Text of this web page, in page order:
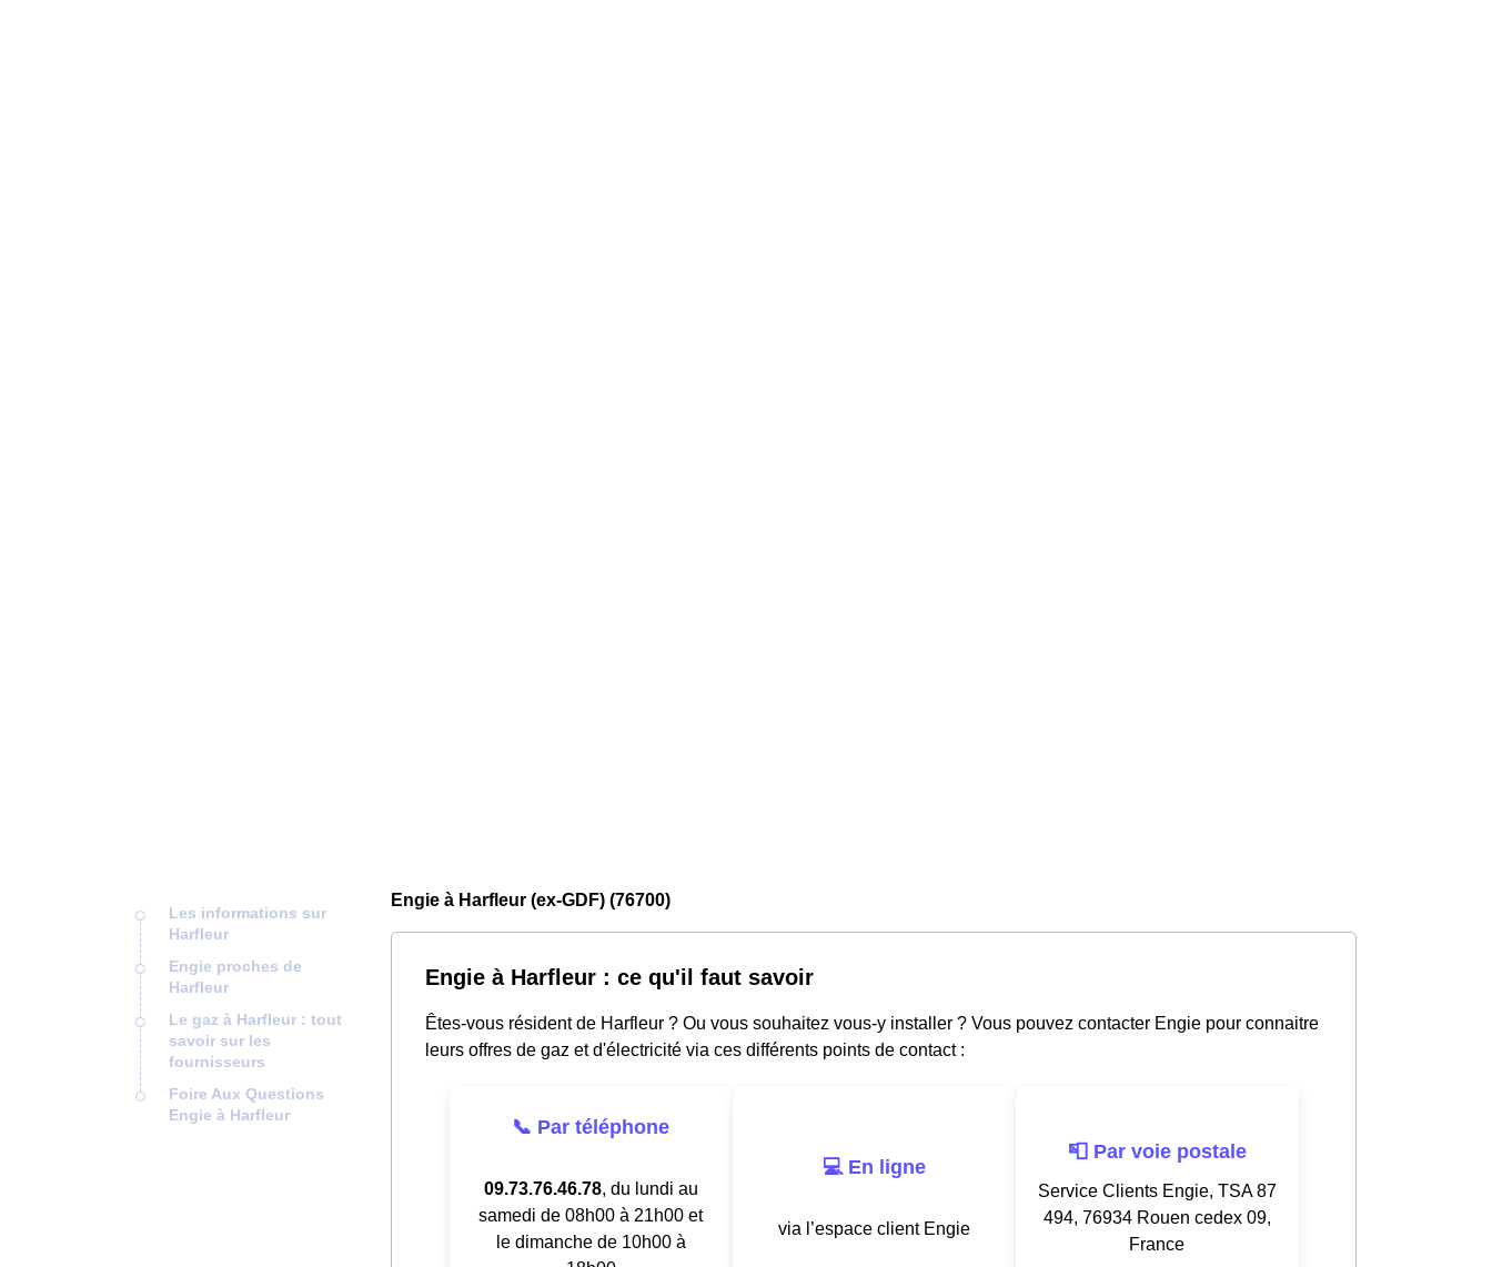
Les informations sur
Harfleur
Engie proches de
Harfleur
Le gaz à Harfleur : tout
savoir sur les
fournisseurs
Foire Aux Questions
Engie à Harfleur
Engie à Harfleur (ex-GDF) (76700)
Engie à Harfleur : ce qu'il faut savoir
Êtes-vous résident de Harfleur ? Ou vous souhaitez vous-y installer ? Vous pouvez contacter Engie pour connaitre
leurs offres de gaz et d'électricité via ces différents points de contact :
📞 Par téléphone
09.73.76.46.78, du lundi au
samedi de 08h00 à 21h00 et
le dimanche de 10h00 à
💻 En ligne
via l’espace client Engie
📮 Par voie postale
Service Clients Engie, TSA 87
494, 76934 Rouen cedex 09,
France